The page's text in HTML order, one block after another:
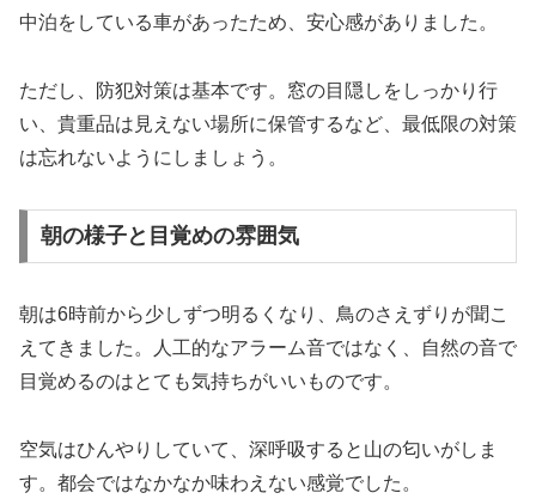
中泊をしている車があったため、安心感がありました。
ただし、防犯対策は基本です。窓の目隠しをしっかり行
い、貴重品は見えない場所に保管するなど、最低限の対策
は忘れないようにしましょう。
朝の様子と目覚めの雰囲気
朝は6時前から少しずつ明るくなり、鳥のさえずりが聞こ
えてきました。人工的なアラーム音ではなく、自然の音で
目覚めるのはとても気持ちがいいものです。
空気はひんやりしていて、深呼吸すると山の匂いがしま
す。都会ではなかなか味わえない感覚でした。